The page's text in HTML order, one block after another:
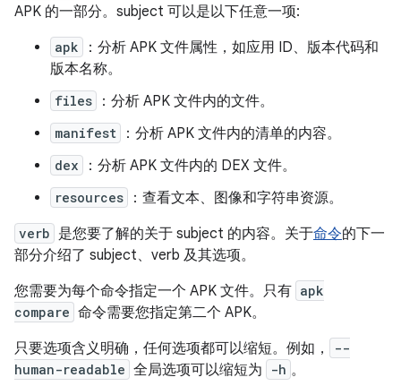
APK 的一部分。subject 可以是以下任意一项:
apk
：分析 APK 文件属性，如应用 ID、版本代码和
版本名称。
files ：分析 APK 文件内的文件。
manifest ：分析 APK 文件内的清单的内容。
dex ：分析 APK 文件内的 DEX 文件。
resources ：查看文本、图像和字符串资源。
verb 是您要了解的关于 subject 的内容。关于命令的下一
部分介绍了 subject、verb 及其选项。
您需要为每个命令指定一个 APK 文件。只有 apk
compare 命令需要您指定第二个 APK。
只要选项含义明确，任何选项都可以缩短。例如，
--
human-readable 全局选项可以缩短为 -h 。